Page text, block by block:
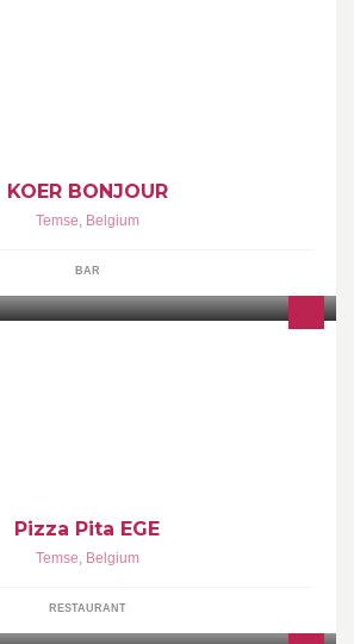
KOER BONJOUR
Temse, Belgium
BAR
Pizza Pita EGE
Temse, Belgium
RESTAURANT